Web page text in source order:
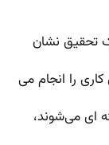
تحقیق نشان
ای می‌شوند،